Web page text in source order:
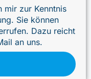
mir zur Kenntnis
Sie können
Dazu reicht
an uns.